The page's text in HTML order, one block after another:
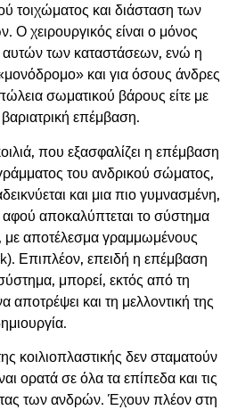
τοιχώματος και διάσταση των
Ο χειρουργικός είναι ο μόνος
αυτών των καταστάσεων, ενώ η
και για όσους άνδρες
σωματικού βάρους είτε με
βαριατρική επέμβαση.
που εξασφαλίζει η επέμβαση
του ανδρικού σώματος,
και μια πιο γυμνασμένη,
αποκαλύπτεται το σύστημα
αποτέλεσμα γραμμωμένους
Επιπλέον, επειδή η επέμβαση
μπορεί, εκτός από τη
αποτρέψει και τη μελλοντική της
κοιλιοπλαστικής δεν σταματούν
ορατά σε όλα τα επίπεδα και τις
των ανδρών. Έχουν πλέον στη